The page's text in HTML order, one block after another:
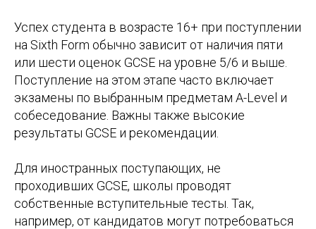
Успех студента в возрасте 16+ при поступлении
на Sixth Form обычно зависит от наличия пяти
или шести оценок GCSE на уровне 5/6 и выше.
Поступление на этом этапе часто включает
экзамены по выбранным предметам A-Level и
собеседование. Важны также высокие
результаты GCSE и рекомендации.
Для иностранных поступающих, не
проходивших GCSE, школы проводят
собственные вступительные тесты. Так,
например, от кандидатов могут потребоваться